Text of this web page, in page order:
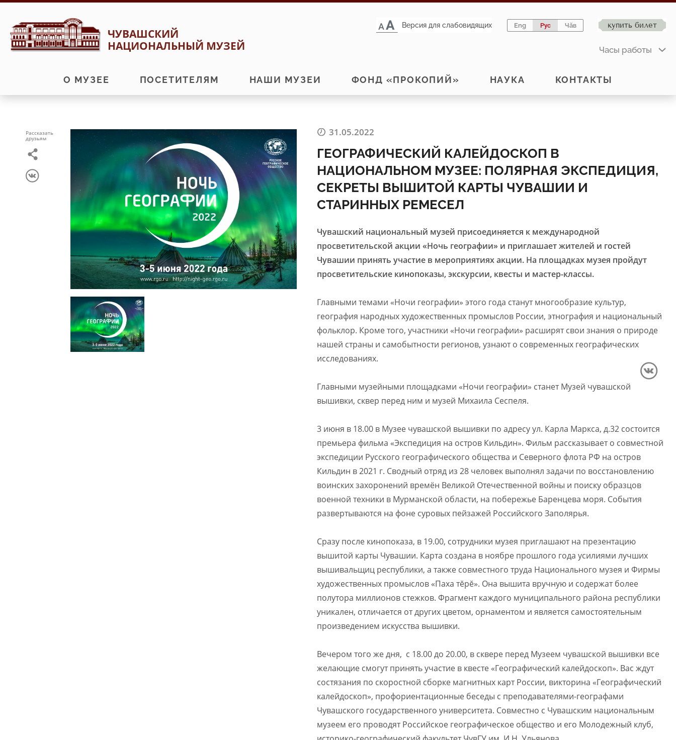
Перейти
к
навигации
Перейти
к
содержимому
ЧУВАШСКИЙ
НАЦИОНАЛЬНЫЙ МУЗЕЙ
Версия для слабовидящих Eng Рус Чӑв купить билет
Часы работы
О МУЗЕЕ ПОСЕТИТЕЛЯМ НАШИ МУЗЕИ ФОНД «ПРОКОПИЙ» НАУКА КОНТАКТЫ
Рассказать
друзьям
31.05.2022
ГЕОГРАФИЧЕСКИЙ КАЛЕЙДОСКОП В
НАЦИОНАЛЬНОМ МУЗЕЕ: ПОЛЯРНАЯ ЭКСПЕДИЦИЯ,
СЕКРЕТЫ ВЫШИТОЙ КАРТЫ ЧУВАШИИ И
СТАРИННЫХ РЕМЕСЕЛ
Чувашский национальный музей присоединяется к международной
просветительской акции «Ночь географии» и приглашает жителей и гостей
Чувашии принять участие в мероприятиях акции. На площадках музея пройдут
просветительские кинопоказы, экскурсии, квесты и мастер-классы.
Главными темами «Ночи географии» этого года станут многообразие культур,
география народных художественных промыслов России, этнография и национальный
фольклор. Кроме того, участники «Ночи географии» расширят свои знания о природе
нашей страны и самобытности регионов, узнают о современных географических
исследованиях.
Главными музейными площадками «Ночи географии» станет Музей чувашской
вышивки, сквер перед ним и музей Михаила Сеспеля.
3 июня в 18.00 в Музее чувашской вышивки по адресу ул. Карла Маркса, д.32 состоится
премьера фильма «Экспедиция на остров Кильдин». Фильм рассказывает о совместной
экспедиции Русского географического общества и Северного флота РФ на остров
Кильдин в 2021 г. Сводный отряд из 28 человек выполнял задачи по восстановлению
воинских захоронений времён Великой Отечественной войны и поиску образцов
военной техники в Мурманской области, на побережье Баренцева моря. События
развертываются на фоне суровых пейзажей Российского Заполярья.
Сразу после кинопоказа, в 19.00, сотрудники музея приглашают на презентацию
вышитой карты Чувашии. Карта создана в ноябре прошлого года усилиями лучших
вышивальщиц республики, а также совместного труда Национального музея и Фирмы
художественных промыслов «Паха тĕрĕ». Она вышита вручную и содержат более
полутора миллионов стежков. Фрагмент каждого муниципального района республики
уникален, отличается от других цветом, орнаментом и является самостоятельным
произведением искусства вышивки.
Вечером того же дня, с 18.00 до 20.00, в сквере перед Музеем чувашской вышивки все
желающие смогут принять участие в квесте «Географический калейдоскоп». Вас ждут
состязания по скоростной сборке магнитных карт России, викторина «Географический
калейдоскоп», профориентационные беседы с преподавателями-географами
Чувашского государственного университета. Совместно с Чувашским национальным
музеем его проводят Российское географическое общество и его Молодежный клуб,